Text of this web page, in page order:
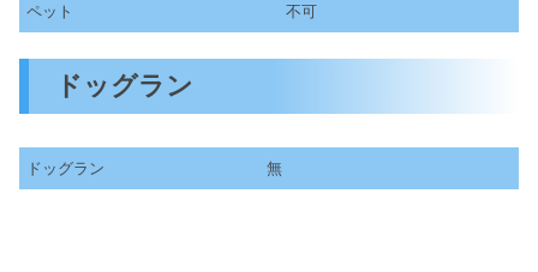
ペット 不可
ドッグラン
ドッグラン 無